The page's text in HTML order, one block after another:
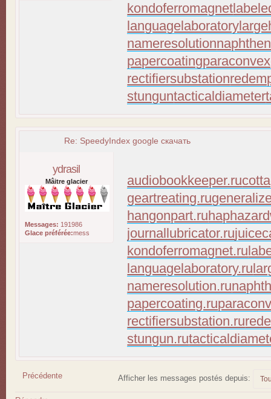
kondoferromagnet
languagelaboratory
nameresolution
papercoating
rectifiersubstation
stunguntacticaldiameter
Re: SpeedyIndex google скачать
ydrasil
Mâitre glacier
Messages: 191986
Glace préférée:mess
audiobookkeeper.ru
geartreating.ru
hangonpart.ru
journallubricator.ru
kondoferromagnet.ru
languagelaboratory.ru
nameresolution.ru
papercoating.ru
rectifiersubstation.ru
stungun.ru
Précédente Afficher les messages postés depuis: